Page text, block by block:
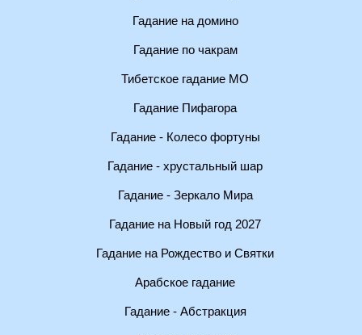
Гадание на домино
Гадание по чакрам
Тибетское гадание МО
Гадание Пифагора
Гадание - Колесо фортуны
Гадание - хрустальный шар
Гадание - Зеркало Мира
Гадание на Новый год 2027
Гадание на Рождество и Святки
Арабское гадание
Гадание - Абстракция